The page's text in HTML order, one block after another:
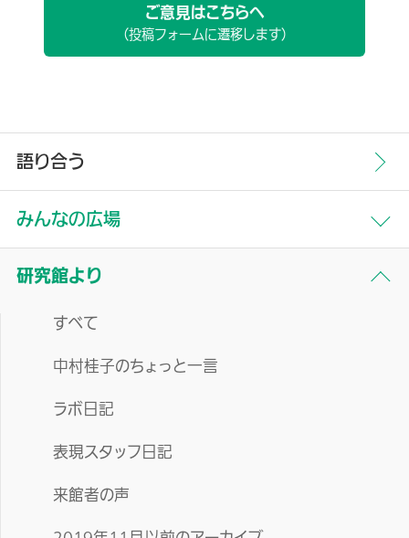
ご意見はこちらへ
（投稿フォームに遷移します）
語り合う
みんなの広場
研究館より
すべて
中村桂子のちょっと一言
ラボ日記
表現スタッフ日記
来館者の声